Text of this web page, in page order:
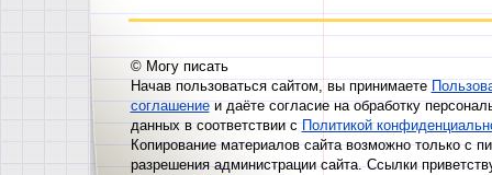
© Могу писать
Начав пользоваться сайтом, вы принимаете
соглашениеи даёте согласие на обработку
данных в соответствии сПолитикой
Копирование материалов сайта возможно только с
разрешения администрации сайта. Ссылки